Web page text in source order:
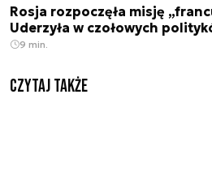
Rosja rozpoczęła misję
Uderzyła w czołowych
9 min.
Czytaj także